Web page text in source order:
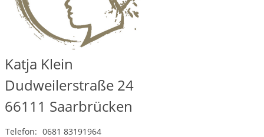
Katja Klein
Dudweilerstraße 24
66111 Saarbrücken
Telefon: 0681 83191964